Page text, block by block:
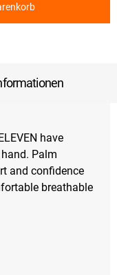
have
Palm
and confidence
breathable